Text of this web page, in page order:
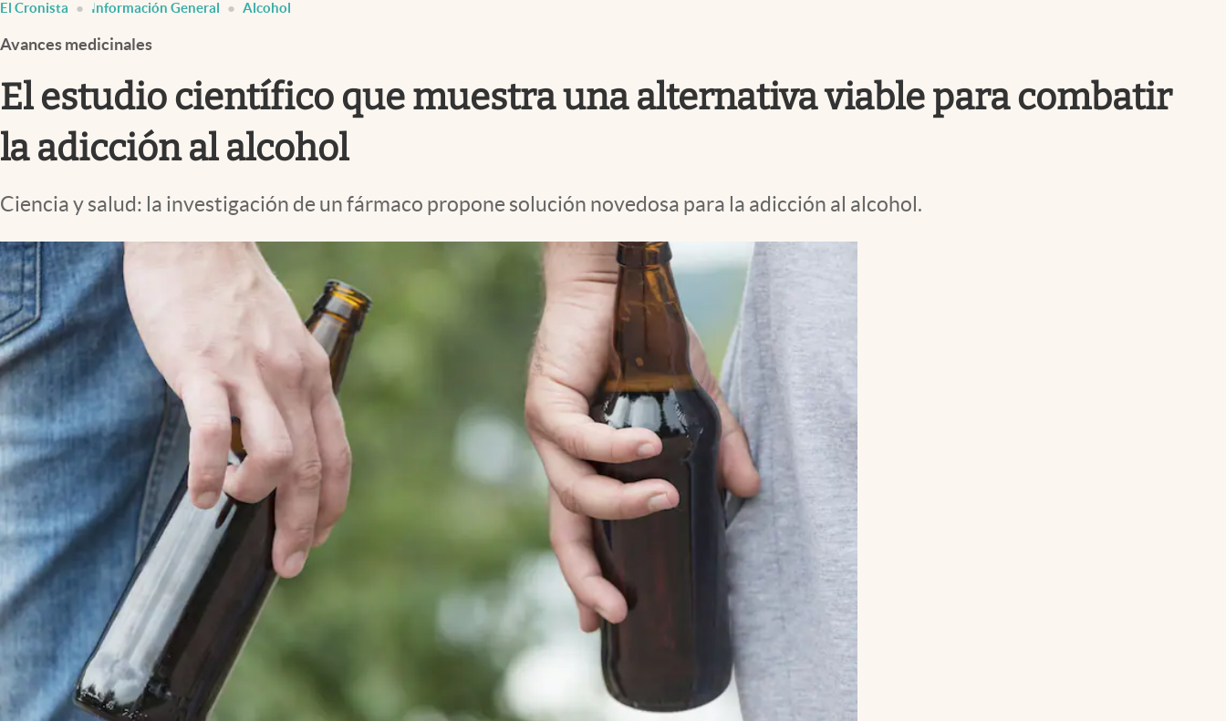
Infotechnology
Clase
Clima
Mundial 2026
Eventos Corporativos
abre en nueva pestaña
El Cronista Información General Alcohol
Avances medicinales
El estudio científico que muestra una alternativa viable para combatir
la adicción al alcohol
Ciencia y salud: la investigación de un fármaco propone solución novedosa para la adicción al alcohol.